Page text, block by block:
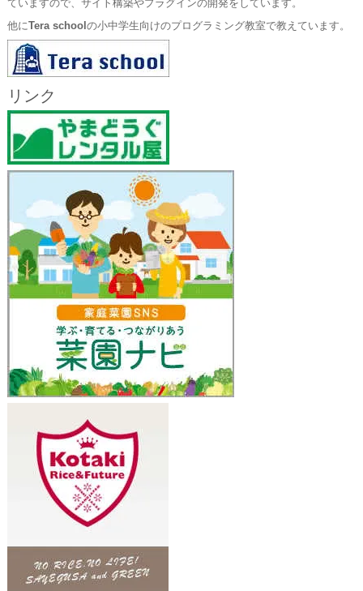
ていますので、サイト構築やプラグインの開発をしています。
他にTera school の小中学生向けのプログラミング教室で教えています。
リンク